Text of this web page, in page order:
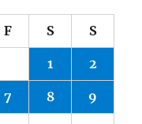
F S S
1 2
7 8 9